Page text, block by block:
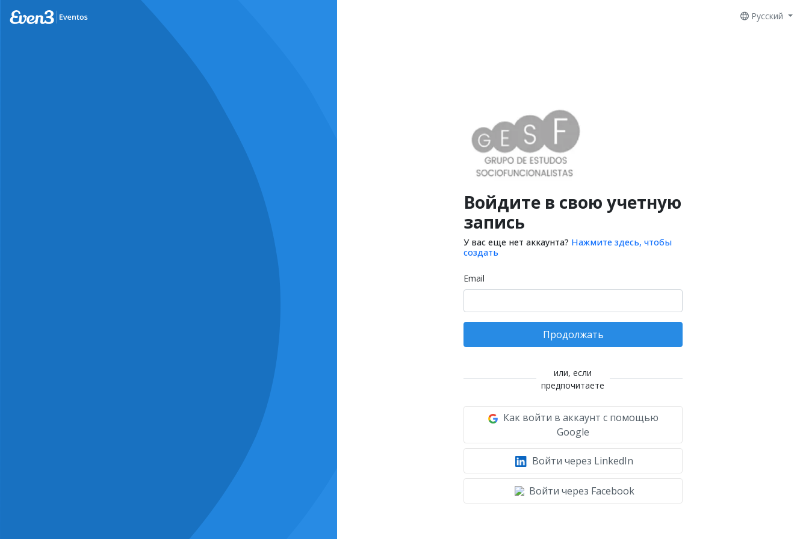
Русский
Войдите в свою учетную
запись
У вас еще нет аккаунта? Нажмите здесь, чтобы
создать
Email
Продолжать
или, если
предпочитаете
Как войти в аккаунт с помощью
Google
Войти через LinkedIn
Войти через Facebook